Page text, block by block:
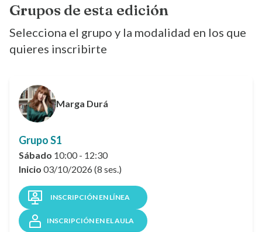
Grupos de esta edición
Selecciona el grupo y la modalidad en los que
quieres inscribirte
Grupo S1
Sábado 10:00 - 12:30
Inicio 03/10/2026 (8 ses.)
Marga Durá
INSCRIPCIÓN EN LÍNEA
INSCRIPCIÓN EN EL AULA